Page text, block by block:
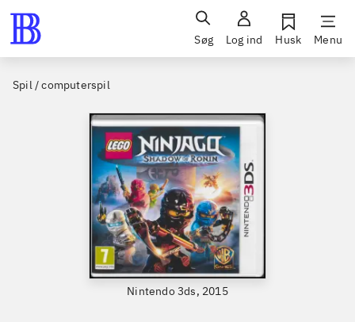
Søg Log ind Husk Menu
Spil / computerspil
Nintendo 3ds, 2015